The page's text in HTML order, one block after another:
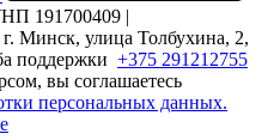
191700409 |
Минск, улица Толбухина, 2,
поддержки +375 291212755
вы соглашаетесь
персональных данных.